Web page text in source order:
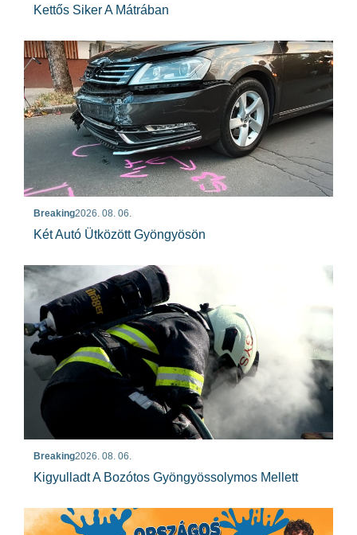
Kettős Siker A Mátrában
Breaking2026. 08. 06.
Két Autó Ütközött Gyöngyösön
Breaking2026. 08. 06.
Kigyulladt A Bozótos Gyöngyössolymos Mellett